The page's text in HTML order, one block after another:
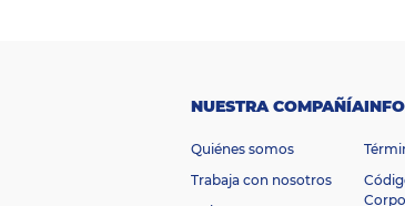
densidad,
NUESTRA COMPAÑÍA
Quiénes somos
Trabaja con nosotros